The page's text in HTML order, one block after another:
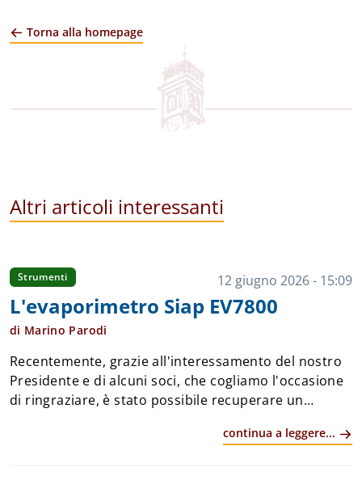
Torna alla homepage
Altri articoli interessanti
Strumenti 12 giugno 2026 - 15:09
L'evaporimetro Siap EV7800
di Marino Parodi
Recentemente, grazie all'interessamento del nostro
Presidente e di alcuni soci, che cogliamo l'occasione
di ringraziare, è stato possibile recuperare un
conservato in condizioni pressoché perfette ...
continua a leggere...